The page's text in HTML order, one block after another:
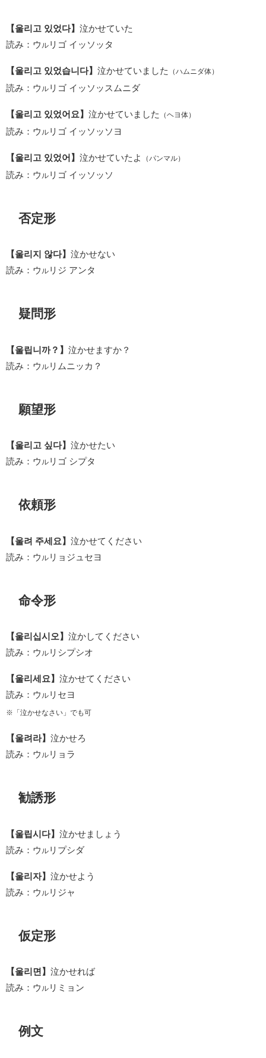
【울리고 있었다】 泣かせていた
読み：ウ ル リゴ イッソッタ
【울리고 있었습니다】 泣かせていました （ハムニダ体）
読み：ウ ル リゴ イッソッスムニダ
【울리고 있었어요】 泣かせていました （ヘヨ体）
読み：ウ ル リゴ イッソッソヨ
【울리고 있었어】 泣かせていたよ （パンマル）
読み：ウ ル リゴ イッソッソ
否定形
【울리지 않다】 泣かせない
読み：ウ ル リジ アンタ
疑問形
【울립니까？】 泣かせますか？
読み：ウ ル リムニッカ？
願望形
【울리고 싶다】 泣かせたい
読み：ウ ル リゴ シプタ
依頼形
【울려 주세요】 泣かせてください
読み：ウ ル リョジュセヨ
命令形
【울리십시오】 泣かしてください
読み：ウ ル リシプシオ
【울리세요】 泣かせてください
読み：ウ ル リセヨ
※「泣かせなさい」でも可
【울려라】 泣かせろ
読み：ウ ル リョラ
勧誘形
【울립시다】 泣かせましょう
読み：ウ ル リプシダ
【울리자】 泣かせよう
読み：ウ ル リジャ
仮定形
【울리면】 泣かせれば
読み：ウ ル リミョン
例文